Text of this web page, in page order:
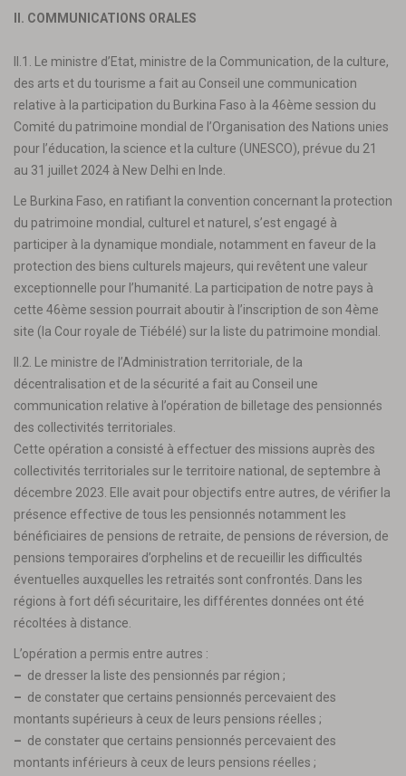
II. COMMUNICATIONS ORALES
II.1. Le ministre d’Etat, ministre de la Communication, de la culture,
des arts et du tourisme a fait au Conseil une communication
relative à la participation du Burkina Faso à la 46ème session du
Comité du patrimoine mondial de l’Organisation des Nations unies
pour l’éducation, la science et la culture (UNESCO), prévue du 21
au 31 juillet 2024 à New Delhi en Inde.
Le Burkina Faso, en ratifiant la convention concernant la protection
du patrimoine mondial, culturel et naturel, s’est engagé à
participer à la dynamique mondiale, notamment en faveur de la
protection des biens culturels majeurs, qui revêtent une valeur
exceptionnelle pour l’humanité. La participation de notre pays à
cette 46ème session pourrait aboutir à l’inscription de son 4ème
site (la Cour royale de Tiébélé) sur la liste du patrimoine mondial.
II.2. Le ministre de l’Administration territoriale, de la
décentralisation et de la sécurité a fait au Conseil une
communication relative à l’opération de billetage des pensionnés
des collectivités territoriales.
Cette opération a consisté à effectuer des missions auprès des
collectivités territoriales sur le territoire national, de septembre à
décembre 2023. Elle avait pour objectifs entre autres, de vérifier la
présence effective de tous les pensionnés notamment les
bénéficiaires de pensions de retraite, de pensions de réversion, de
pensions temporaires d’orphelins et de recueillir les difficultés
éventuelles auxquelles les retraités sont confrontés. Dans les
régions à fort défi sécuritaire, les différentes données ont été
récoltées à distance.
L’opération a permis entre autres :
– de dresser la liste des pensionnés par région ;
– de constater que certains pensionnés percevaient des
montants supérieurs à ceux de leurs pensions réelles ;
– de constater que certains pensionnés percevaient des
montants inférieurs à ceux de leurs pensions réelles ;